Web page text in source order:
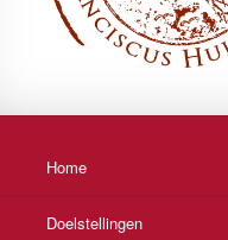
Home
Doelstellingen